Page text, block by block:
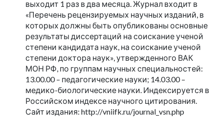
выходит 1 раз в два месяца. Журнал входит в
«Перечень рецензируемых научных изданий, в
которых должны быть опубликованы основные
результаты диссертаций на соискание ученой
степени кандидата наук, на соискание ученой
степени доктора наук», утвержденного ВАК
МОН РФ, по группам научных специальностей:
13.00.00 – педагогические науки; 14.03.00 –
медико-биологические науки. Индексируется в
Российском индексе научного цитирования.
Сайт издания: http://vniifk.ru/journal_vsn.php